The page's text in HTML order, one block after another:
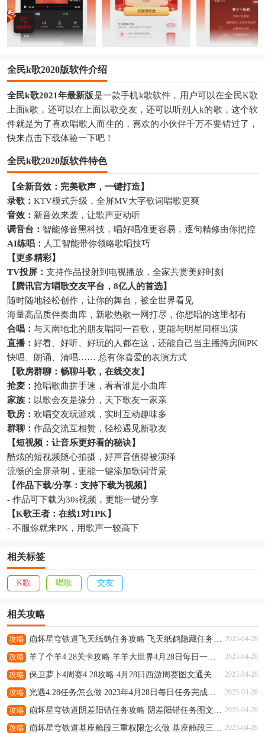
全民k歌2020版软件介绍
全民k歌2021年最新版是一款手机k歌软件，用户可以在全民K歌
上面k歌，还可以在上面以歌交友，还可以听别人k的歌，这个软
件就是为了喜欢唱歌人而生的，喜欢的小伙伴千万不要错过了，
快来点击下载体验一下吧！
全民k歌2020版软件特色
【全新音效：完美歌声，一键打造】
录歌： KTV模式升级，全屏MV大字歌词唱歌更爽
音效： 新音效来袭，让歌声更动听
调音台： 智能修音黑科技，唱好唱准更容易，逐句精修由你把控
AI练唱： 人工智能带你领略歌唱技巧
【更多精彩】
TV投屏： 支持作品投射到电视播放，全家共赏美好时刻
【腾讯官方唱歌交友平台，8亿人的首选】
随时随地轻松创作，让你的舞台，被全世界看见
海量高品质伴奏曲库，新歌热歌一网打尽，你想唱的这里都有
合唱： 与天南地北的朋友唱同一首歌，更能与明星同框出演
直播： 好看、好听、好玩的人都在这，还能自己当主播跨房间PK
快唱、朗诵、清唱…… 总有你喜爱的表演方式
【歌房群聊：畅聊斗歌，在线交友】
抢麦： 抢唱歌曲拼手速，看看谁是小曲库
家族： 以歌会友是缘分，天下歌友一家亲
歌房： 欢唱交友玩游戏，实时互动趣味多
群聊： 作品交流互相赞，轻松遇见新歌友
【短视频：让音乐更好看的秘诀】
酷炫的短视频随心拍摄，好声音值得被演绎
流畅的全屏录制，更能一键添加歌词背景
【作品下载/分享：支持下载为视频】
- 作品可下载为30s视频，更能一键分享
【K歌王者：在线1对1PK】
- 不服你就来PK，用歌声一较高下
相关标签
K歌 唱歌 交友
相关攻略
攻略 2023-04-28
攻略 2023-04-28
攻略 2023-04-28
攻略 2023-04-28
攻略 2023-04-28
攻略 2023-04-28